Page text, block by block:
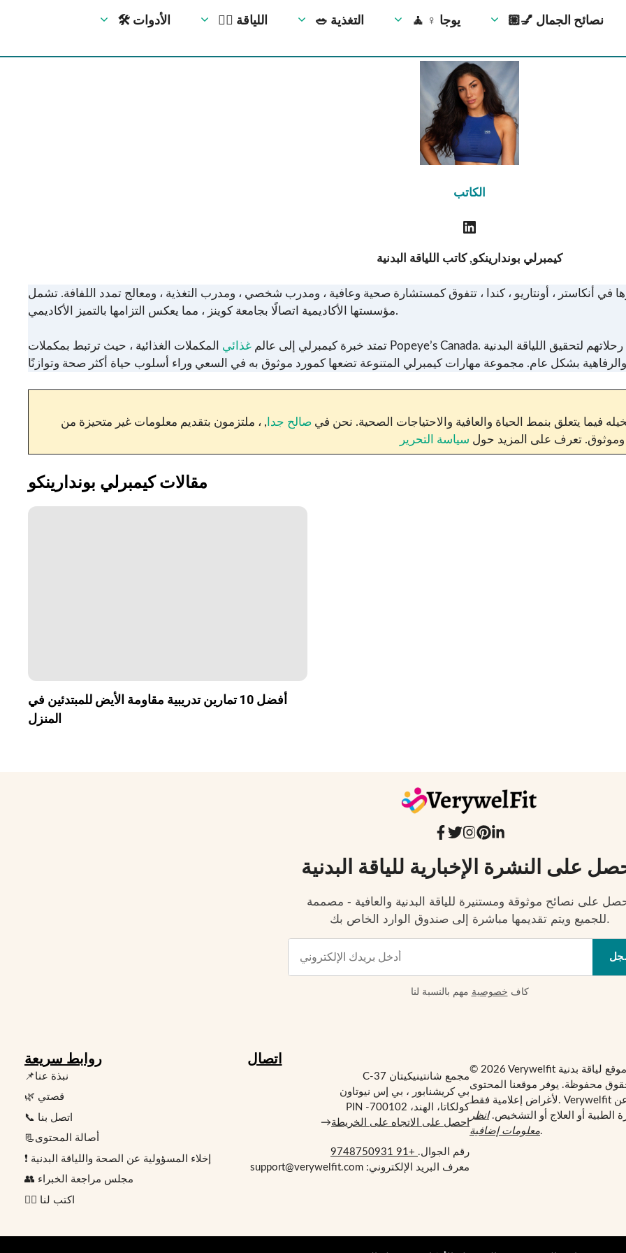
🛠 الأدوات 🏋️‍♀️ اللياقة 🥗 التغذية 🧘 ‍♀️ يوجا 💅🏼 نصائح الجمال
الكاتب
كيمبرلي بوندارينكو, كاتب اللياقة البدنية
في أنكاستر ، أونتاريو ، كندا ، تتفوق كمستشارة صحية وعافية ، ومدرب شخصي ، ومدرب التغذية ، ومعالج تمدد اللفافة. تشمل
مؤسستها الأكاديمية اتصالًا بجامعة كوينز ، مما يعكس التزامها بالتميز الأكاديمي.
تمتد خبرة كيمبرلي إلى عالم غذائي المكملات الغذائية ، حيث ترتبط بمكملات Popeye’s Canada. من خلال نهج شامل للصحة والعافية ، توجه العملاء في رحلاتهم لتحقيق اللياقة البدنية
فيما يتعلق بنمط الحياة والعافية والاحتياجات الصحية. نحن فيصالح جدا , ، ملتزمون بتقديم معلومات غير متحيزة من
وموثوق. تعرف على المزيد حول سياسة التحرير
مقالات كيمبرلي بوندارينكو
أفضل 10 تمارين تدريبية مقاومة الأيض للمبتدئين في
المنزل
على النشرة الإخبارية للياقة البدنية
على نصائح موثوقة ومستنيرة للياقة البدنية والعافية - مصممة
للجميع ويتم تقديمها مباشرة إلى صندوق الوارد الخاص بك.
كاف خصوصية مهم بالنسبة لنا
روابط سريعة
📌نبذة عنا
🌿 قصتي
📞 اتصل بنا
📃أصالة المحتوى
❗ إخلاء المسؤولية عن الصحة واللياقة البدنية
👥 مجلس مراجعة الخبراء
✍🏻 اكتب لنا
اتصال
مجمع شانتينيكيتان C-37
بي كريشنابور ، بي إس نيوتاون
كولكاتا، الهند، PIN -700102
احصل على الاتجاه على الخريطة→
رقم الجوال. +91 9748750931
معرف البريد الإلكتروني: support@verywelfit.com
محفوظة. يوفر موقعنا المحتوى
لأغراض إعلامية فقط. Verywelfit ليس بديلاً عن
الطبية أو العلاج أو التشخيص.انظر
معلومات إضافية.